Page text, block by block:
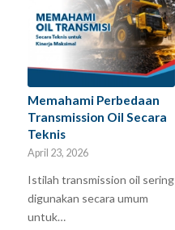
Memahami Perbedaan
Transmission Oil Secara
Teknis
April 23, 2026
Istilah transmission oil sering
digunakan secara umum
untuk…